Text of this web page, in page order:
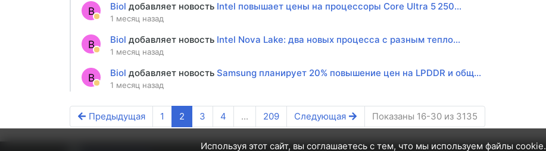
B Biol добавляет новость Intel повышает цены на процессоры Core Ultra 5 250...
1 месяц назад
B Biol добавляет новость Intel Nova Lake: два новых процесса с разным тепло...
1 месяц назад
B Biol добавляет новость Samsung планирует 20% повышение цен на LPDDR и общ...
1 месяц назад
Предыдущая 1 2 3 4 ... 209 Следующая Показаны 16-30 из 3135
Используя этот сайт, вы соглашаетесь с тем, что мы используем файлы cookie.